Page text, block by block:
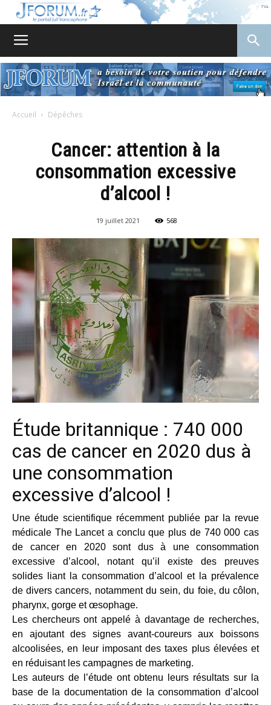
Accueil Dépêches
Cancer: attention à la
consommation excessive
d’alcool !
19 juillet 2021 568
Étude britannique : 740 000
cas de cancer en 2020 dus à
une consommation
excessive d’alcool !
Une étude scientifique récemment publiée par la revue
médicale The Lancet a conclu que plus de 740 000 cas
de cancer en 2020 sont dus à une consommation
excessive d’alcool, notant qu’il existe des preuves
solides liant la consommation d’alcool et la prévalence
de divers cancers, notamment du sein, du foie, du côlon,
pharynx, gorge et œsophage.
Les chercheurs ont appelé à davantage de recherches,
en ajoutant des signes avant-coureurs aux boissons
alcoolisées, en leur imposant des taxes plus élevées et
en réduisant les campagnes de marketing.
Les auteurs de l’étude ont obtenu leurs résultats sur la
base de la documentation de la consommation d’alcool